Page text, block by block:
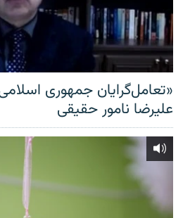
«تعامل‌گرایان جمهوری
علیرضا نامور حقیقی